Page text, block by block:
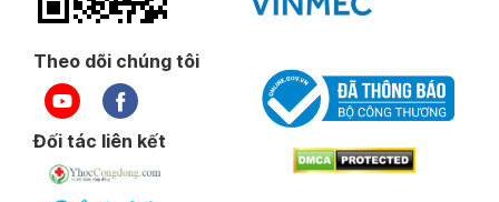
Theo dõi chúng tôi
Đối tác liên kết